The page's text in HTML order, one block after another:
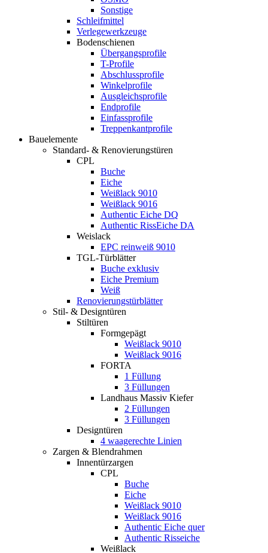
Sonstige
Schleifmittel
Verlegewerkzeuge
Bodenschienen
Übergangsprofile
T-Profile
Abschlussprofile
Winkelprofile
Ausgleichsprofile
Endprofile
Einfassprofile
Treppenkantprofile
Bauelemente
Standard- & Renovierungstüren
CPL
Buche
Eiche
Weißlack 9010
Weißlack 9016
Authentic Eiche DQ
Authentic RissEiche DA
Weislack
EPC reinweiß 9010
TGL-Türblätter
Buche exklusiv
Eiche Premium
Weiß
Renovierungstürblätter
Stil- & Designtüren
Stiltüren
Formgepägt
Weißlack 9010
Weißlack 9016
FORTA
1 Füllung
3 Füllungen
Landhaus Massiv Kiefer
2 Füllungen
3 Füllungen
Designtüren
4 waagerechte Linien
Zargen & Blendrahmen
Innentürzargen
CPL
Buche
Eiche
Weißlack 9010
Weißlack 9016
Authentic Eiche quer
Authentic Risseiche
Weißlack